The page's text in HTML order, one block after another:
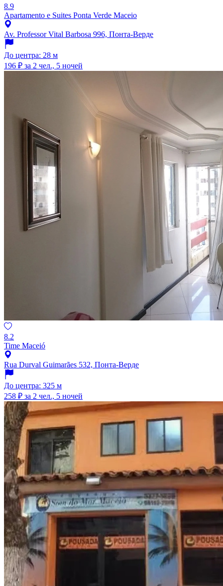
8.9
Apartamento e Suites Ponta Verde Maceio
Av. Professor Vital Barbosa 996, Понта-Верде
До центра: 28 м
196 ₽ за 2 чел., 5 ночей
8.2
Time Maceió
Rua Durval Guimarães 532, Понта-Верде
До центра: 325 м
258 ₽ за 2 чел., 5 ночей